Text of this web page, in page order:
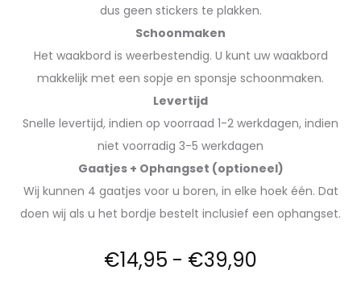
dus geen stickers te plakken.
Schoonmaken
Het waakbord is weerbestendig. U kunt uw waakbord
makkelijk met een sopje en sponsje schoonmaken.
Levertijd
Snelle levertijd, indien op voorraad 1-2 werkdagen, indien
niet voorradig 3-5 werkdagen
Gaatjes + Ophangset (optioneel)
Wij kunnen 4 gaatjes voor u boren, in elke hoek één. Dat
doen wij als u het bordje bestelt inclusief een ophangset.
€14,95 - €39,90